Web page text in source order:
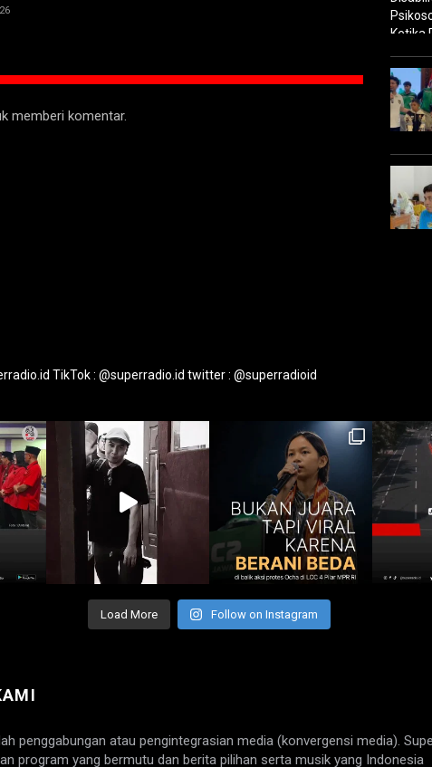
memberi komentar.
TikTok : @superradio.id twitter : @superradioid
Load More Follow on Instagram
penggabungan atau pengintegrasian media (konvergensi media).
program yang bermutu dan berita pilihan serta musik yang Indonesia